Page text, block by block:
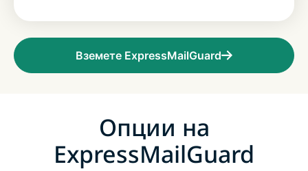
Вземете ExpressMailGuard
Опции на
ExpressMailGuard